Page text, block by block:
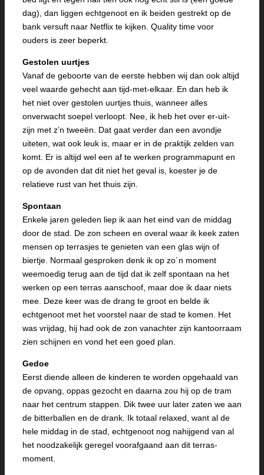
dag), dan liggen echtgenoot en ik beiden gestrekt op de
bank versuft naar Netflix te kijken. Quality time voor
ouders is zeer beperkt.
Gestolen uurtjes
Vanaf de geboorte van de eerste hebben wij dan ook altijd
veel waarde gehecht aan tijd-met-elkaar. En dan heb ik
het niet over gestolen uurtjes thuis, wanneer alles
onverwacht soepel verloopt. Nee, ik heb het over er-uit-
zijn met z’n tweeën. Dat gaat verder dan een avondje
uiteten, wat ook leuk is, maar er in de praktijk zelden van
komt. Er is altijd wel een af te werken programmapunt en
op de avonden dat dit niet het geval is, koester je de
relatieve rust van het thuis zijn.
Spontaan
Enkele jaren geleden liep ik aan het eind van de middag
door de stad. De zon scheen en overal waar ik keek zaten
mensen op terrasjes te genieten van een glas wijn of
biertje. Normaal gesproken denk ik op zo´n moment
weemoedig terug aan de tijd dat ik zelf spontaan na het
werken op een terras aanschoof, maar doe ik daar niets
mee. Deze keer was de drang te groot en belde ik
echtgenoot met het voorstel naar de stad te komen. Het
was vrijdag, hij had ook de zon vanachter zijn kantoorraam
zien schijnen en vond het een goed plan.
Gedoe
Eerst diende alleen de kinderen te worden opgehaald van
de opvang, oppas gezocht en daarna zou hij op de tram
naar het centrum stappen. Dik twee uur later zaten we aan
de bitterballen en de drank. Ik totaal relaxed, want al de
hele middag in de stad, echtgenoot nog nahijgend van al
het noodzakelijk geregel voorafgaand aan dit terras-
moment.